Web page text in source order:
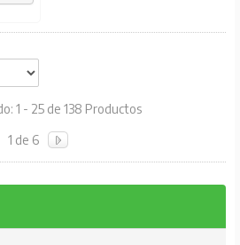
1 - 25 de 138 Productos
1 de 6